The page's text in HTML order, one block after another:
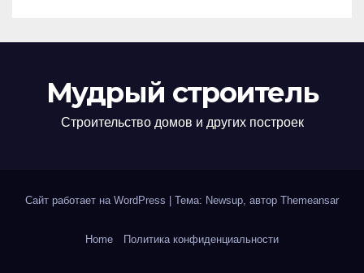
Мудрый строитель
Строительство домов и других построек
Сайт работает на WordPress | Тема: Newsup, автор Themeansar
Home Политика конфиденциальности